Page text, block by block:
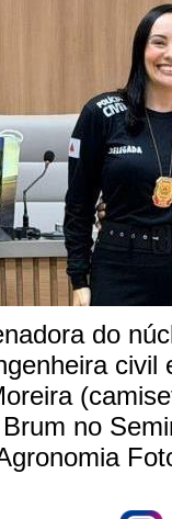
do
civil
no